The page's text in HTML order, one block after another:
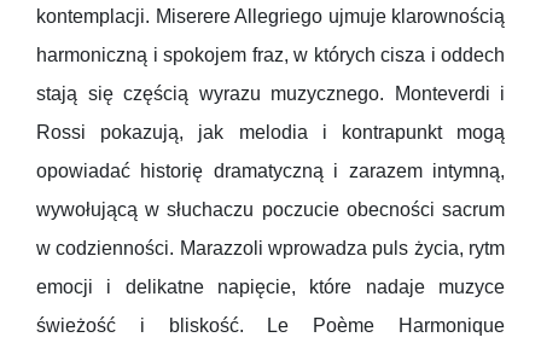
kontemplacji. Miserere Allegriego ujmuje klarownością
harmoniczną i spokojem fraz, w których cisza i oddech
stają się częścią wyrazu muzycznego. Monteverdi i
Rossi pokazują, jak melodia i kontrapunkt mogą
opowiadać historię dramatyczną i zarazem intymną,
wywołującą w słuchaczu poczucie obecności sacrum
w codzienności. Marazzoli wprowadza puls życia, rytm
emocji i delikatne napięcie, które nadaje muzyce
świeżość i bliskość. Le Poème Harmonique